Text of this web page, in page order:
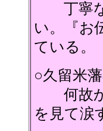
丁寧な
い。『
ている。
○久留米
何故か
を見て涙